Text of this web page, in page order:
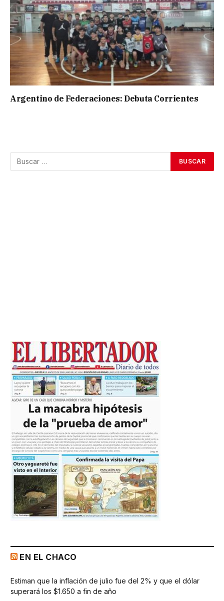
Argentino de Federaciones: Debuta Corrientes
EN EL CHACO
Estiman que la inflación de julio fue del 2% y que el dólar
superará los $1.650 a fin de año